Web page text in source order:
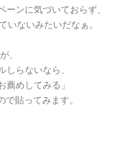
ーンに気づいておらず、
いないみたいだなぁ。
、
しらないなら、
薦めしてみる」
で貼ってみます。